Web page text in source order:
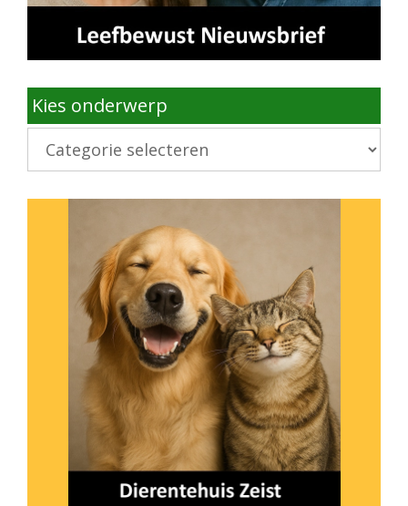
Kies onderwerp
Kies
onderwerp